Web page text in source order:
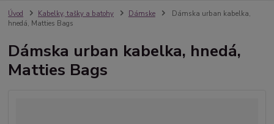
Úvod Kabelky, tašky a batohy Dámske
Dámska urban kabelka,
hnedá, Matties Bags
Dámska urban kabelka, hnedá,
Matties Bags